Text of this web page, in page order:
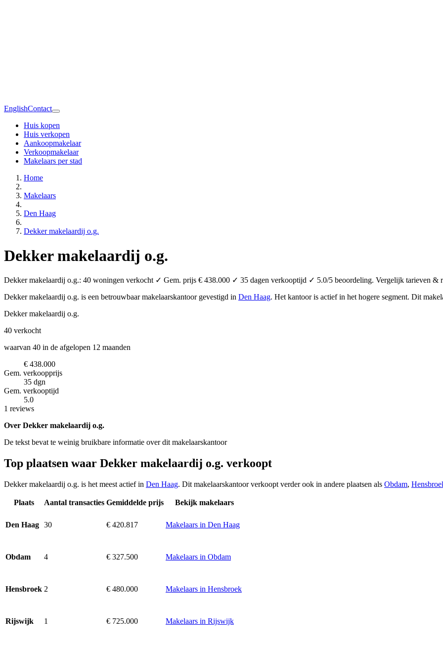
EnglishContact
Huis kopen
Huis verkopen
Aankoopmakelaar
Verkoopmakelaar
Makelaars per stad
Home
Makelaars
Den Haag
Dekker makelaardij o.g.
Dekker makelaardij o.g.
Dekker makelaardij o.g.: 40 woningen verkocht ✓ Gem. prijs € 438.000 ✓ 35 dagen verkooptijd ✓ 5.0/5 beoordeling. Vergelijk tarieven &
Dekker makelaardij o.g. is een betrouwbaar makelaarskantoor gevestigd in Den Haag. Het kantoor is actief in het hogere segment. Dit
Dekker makelaardij o.g.
40 verkocht
waarvan 40 in de afgelopen 12 maanden
€ 438.000
Gem. verkoopprijs
35 dgn
Gem. verkooptijd
5.0
1 reviews
Over Dekker makelaardij o.g.
De tekst bevat te weinig bruikbare informatie over dit makelaarskantoor
Top plaatsen waar Dekker makelaardij o.g. verkoopt
Dekker makelaardij o.g. is het meest actief in Den Haag. Dit makelaarskantoor verkoopt verder ook in andere plaatsen als Obdam,
Plaats Aantal transacties Gemiddelde prijs Bekijk makelaars
Den Haag 30 € 420.817 Makelaars in Den Haag
Obdam 4 € 327.500 Makelaars in Obdam
Hensbroek 2 € 480.000 Makelaars in Hensbroek
Rijswijk 1 € 725.000 Makelaars in Rijswijk